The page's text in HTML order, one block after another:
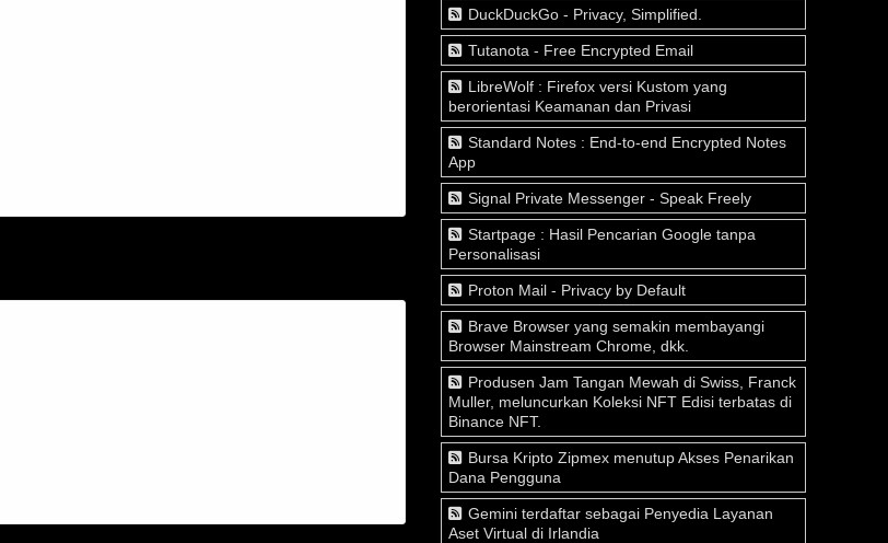
DuckDuckGo - Privacy, Simplified.
Tutanota - Free Encrypted Email
LibreWolf : Firefox versi Kustom yang
berorientasi Keamanan dan Privasi
Standard Notes : End-to-end Encrypted Notes
App
Signal Private Messenger - Speak Freely
Startpage : Hasil Pencarian Google tanpa
Personalisasi
Proton Mail - Privacy by Default
Brave Browser yang semakin membayangi
Browser Mainstream Chrome, dkk.
Produsen Jam Tangan Mewah di Swiss, Franck
Muller, meluncurkan Koleksi NFT Edisi terbatas di
Binance NFT.
Bursa Kripto Zipmex menutup Akses Penarikan
Dana Pengguna
Gemini terdaftar sebagai Penyedia Layanan
Aset Virtual di Irlandia